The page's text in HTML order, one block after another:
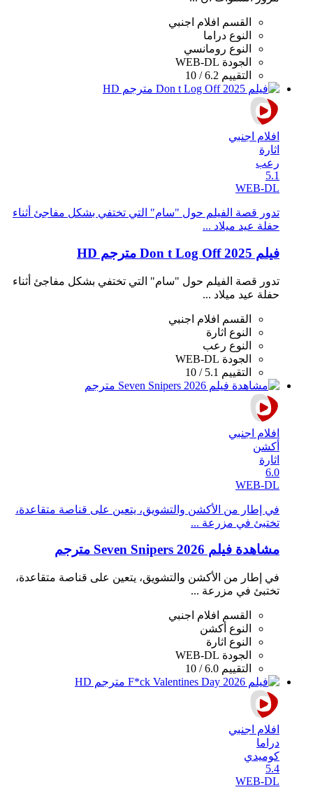
القسم
افلام اجنبي
النوع دراما
النوع رومانسي
الجودة WEB-DL
التقييم 6.2 / 10
افلام اجنبي
اثارة
رعب
5.1
WEB-DL
تدور قصة الفيلم حول "سام" التي تختفي بشكل مفاجئ أثناء
حفلة عيد ميلاد ...
فيلم Don t Log Off 2025 مترجم HD
تدور قصة الفيلم حول "سام" التي تختفي بشكل مفاجئ أثناء
حفلة عيد ميلاد ...
القسم
افلام اجنبي
النوع اثارة
النوع رعب
الجودة WEB-DL
التقييم 5.1 / 10
افلام اجنبي
أكشن
اثارة
6.0
WEB-DL
في إطار من الأكشن والتشويق، يتعين على قناصة متقاعدة،
تختبئ في مزرعة ...
مشاهدة فيلم Seven Snipers 2026 مترجم
في إطار من الأكشن والتشويق، يتعين على قناصة متقاعدة،
تختبئ في مزرعة ...
القسم
افلام اجنبي
النوع أكشن
النوع اثارة
الجودة WEB-DL
التقييم 6.0 / 10
افلام اجنبي
دراما
كوميدي
5.4
WEB-DL